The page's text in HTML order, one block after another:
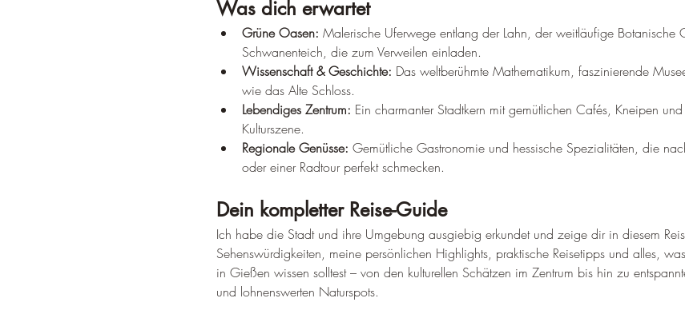
Was dich erwartet
Grüne Oasen: Malerische Uferwege entlang der Lahn, der weitläufige Botanische
Schwanenteich, die zum Verweilen einladen.
Wissenschaft & Geschichte: Das weltberühmte Mathematikum, faszinierende
wie das Alte Schloss.
Lebendiges Zentrum: Ein charmanter Stadtkern mit gemütlichen Cafés, Kneipen
Kulturszene.
Regionale Genüsse: Gemütliche Gastronomie und hessische Spezialitäten, die
oder einer Radtour perfekt schmecken.
Dein kompletter Reise-Guide
Ich habe die Stadt und ihre Umgebung ausgiebig erkundet und zeige dir in diesem
Sehenswürdigkeiten, meine persönlichen Highlights, praktische Reisetipps und alles,
in Gießen wissen solltest – von den kulturellen Schätzen im Zentrum bis hin zu
und lohnenswerten Naturspots.